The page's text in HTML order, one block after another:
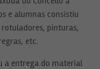
e alumnas consistiu
pinturas,
etc.
a entrega do material